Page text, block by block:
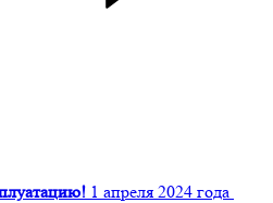
1 апреля 2024 года